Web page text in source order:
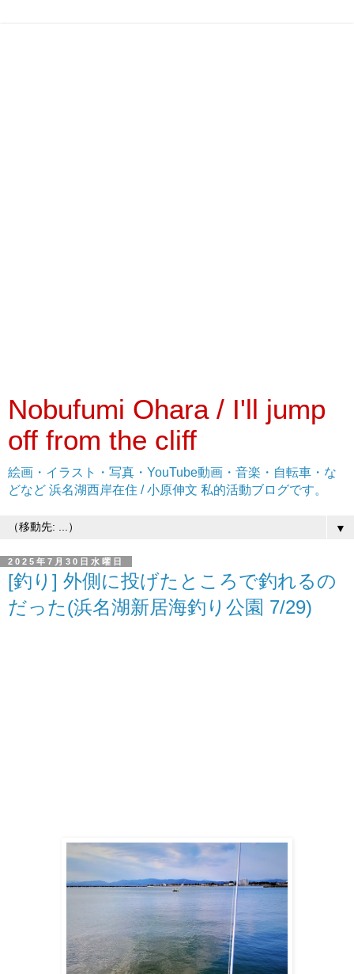
Nobufumi Ohara / I'll jump
off from the cliff
絵画・イラスト・写真・YouTube動画・音楽・自転車・な
どなど 浜名湖西岸在住 / 小原伸文 私的活動ブログです。
▼
2025年7月30日水曜日
[釣り] 外側に投げたところで釣れるの
だった(浜名湖新居海釣り公園 7/29)